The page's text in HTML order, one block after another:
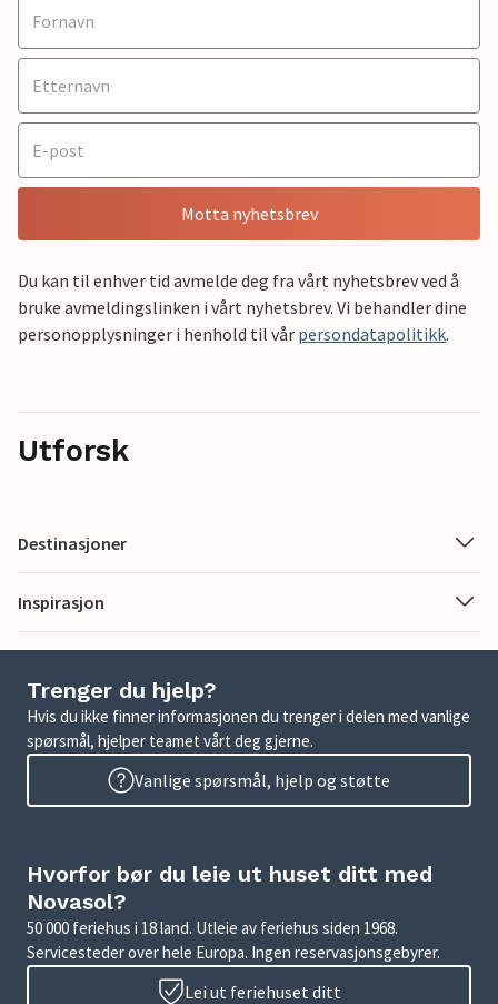
Motta nyhetsbrev
Du kan til enhver tid avmelde deg fra vårt nyhetsbrev ved å
bruke avmeldingslinken i vårt nyhetsbrev. Vi behandler dine
personopplysninger i henhold til vår persondatapolitikk.
Utforsk
Destinasjoner
Inspirasjon
Trenger du hjelp?
Hvis du ikke finner informasjonen du trenger i delen med vanlige
spørsmål, hjelper teamet vårt deg gjerne.
Vanlige spørsmål, hjelp og støtte
Hvorfor bør du leie ut huset ditt med
Novasol?
50 000 feriehus i 18 land. Utleie av feriehus siden 1968.
Servicesteder over hele Europa. Ingen reservasjonsgebyrer.
Lei ut feriehuset ditt